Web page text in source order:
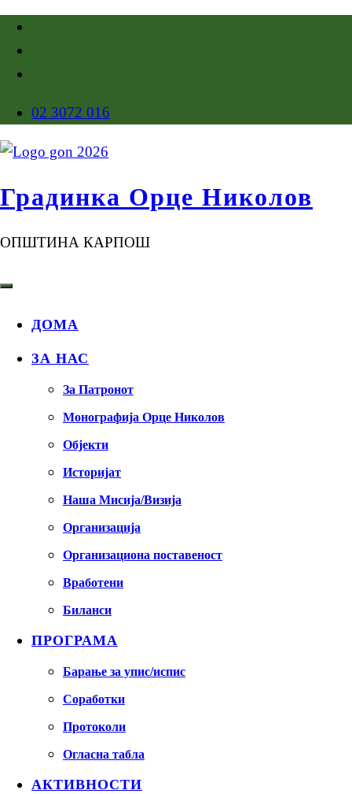
02 3072 016
Градинка Орце Николов
ОПШТИНА КАРПОШ
ДОМА
ЗА НАС
За Патронот
Монографија Орце Николов
Објекти
Историјат
Наша Мисија/Визија
Организација
Организациона поставеност
Вработени
Биланси
ПРОГРАМА
Барање за упис/испис
Соработки
Протоколи
Огласна табла
АКТИВНОСТИ